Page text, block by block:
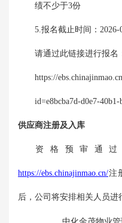
绩不少于3份
5.报名截止时间：2026-
请通过此链接进行报名
https://
id=e8bcba7d-d0e7-
供应商注册及入库
资格预审通
https://ebs.chinajinmao.cn/注
后，公司将安排相关人员进